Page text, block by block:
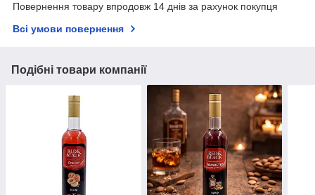
Повернення товару впродовж 14 днів за рахунок покупця
Всі умови повернення
Подібні товари компанії